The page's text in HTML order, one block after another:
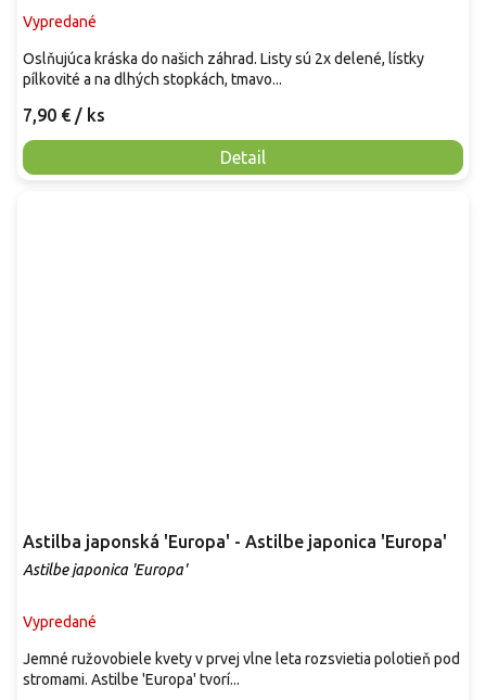
Vypredané
7,90 € / ks
Detail
Oslňujúca kráska do našich záhrad. Listy sú 2x delené, lístky
pílkovité a na dlhých stopkách, tmavo...
Astilba japonská 'Europa' - Astilbe japonica 'Europa'
Astilbe japonica 'Europa'
Vypredané
Jemné ružovobiele kvety v prvej vlne leta rozsvietia polotieň pod
stromami. Astilbe 'Europa' tvorí...